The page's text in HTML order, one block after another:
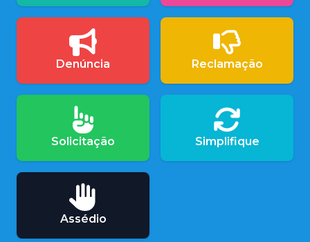
Denúncia Reclamação
Solicitação Simplifique
Assédio